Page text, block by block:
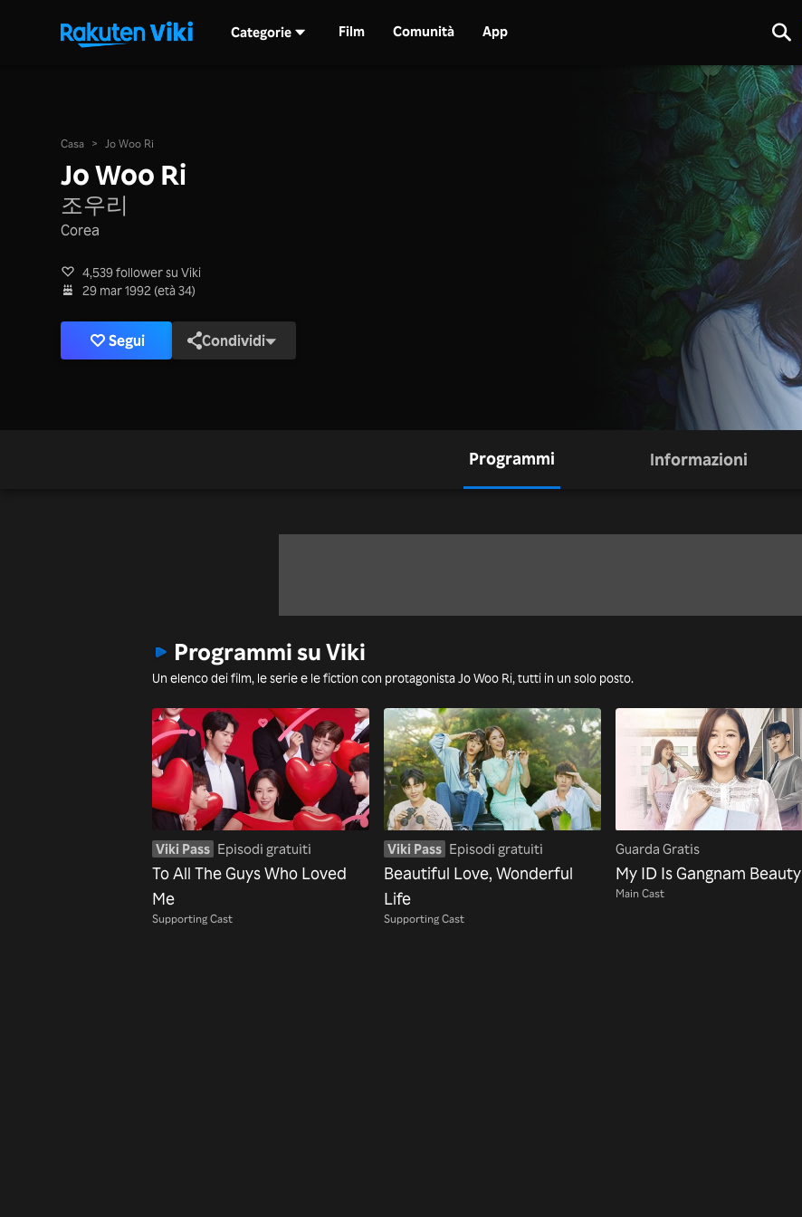
Categorie Film Comunità App
Casa > Jo Woo Ri
Jo Woo Ri
조우리
Corea
4,539 follower su Viki
29 mar 1992 (età 34)
Segui Condividi
Programmi Informazioni
Programmi su Viki
Un elenco dei film, le serie e le fiction con protagonista Jo Woo Ri, tutti in un solo posto.
Viki Pass Episodi gratuiti
To All The Guys Who Loved
Me
Supporting Cast
Viki Pass Episodi gratuiti
Beautiful Love, Wonderful
Life
Supporting Cast
Guarda Gratis
My ID Is Gangnam Beauty
Main Cast